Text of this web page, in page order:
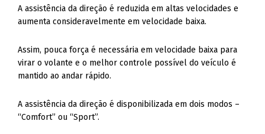
A assistência da direção é reduzida em altas velocidades e
aumenta consideravelmente em velocidade baixa.
Assim, pouca força é necessária em velocidade baixa para
virar o volante e o melhor controle possível do veículo é
mantido ao andar rápido.
A assistência da direção é disponibilizada em dois modos –
“Comfort” ou “Sport”.